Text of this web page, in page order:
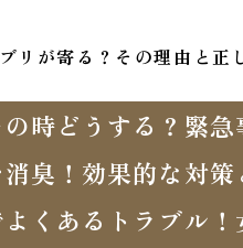
リが寄る？その理由と正
時どうする？緊
臭！効果的な対策
くあるトラブル